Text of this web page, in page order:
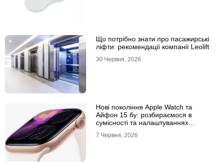
Що потрібно знати про пасажирські
ліфти: рекомендації компанії Leolift
30 Червня, 2026
Нові покоління Apple Watch та
Айфон 15 бу: розбираємося в
сумісності та налаштуваннях
7 Червня, 2026